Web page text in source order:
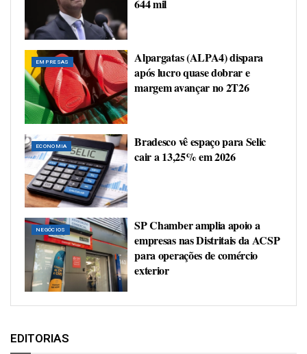
644 mil
EMPRESAS
Alpargatas (ALPA4) dispara
após lucro quase dobrar e
margem avançar no 2T26
ECONOMIA
Bradesco vê espaço para Selic
cair a 13,25% em 2026
NEGÓCIOS
SP Chamber amplia apoio a
empresas nas Distritais da ACSP
para operações de comércio
exterior
EDITORIAS